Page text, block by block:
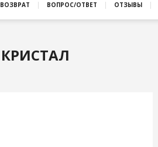
ВОЗВРАТ ВОПРОС/ОТВЕТ ОТЗЫВЫ
КРИСТАЛ